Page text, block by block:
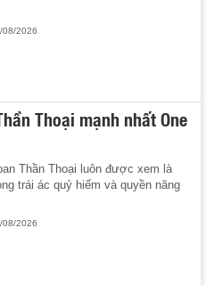
08/2026
Thoại mạnh nhất One
Thần Thoại luôn được xem là
trái ác quỷ hiếm và quyền năng
08/2026